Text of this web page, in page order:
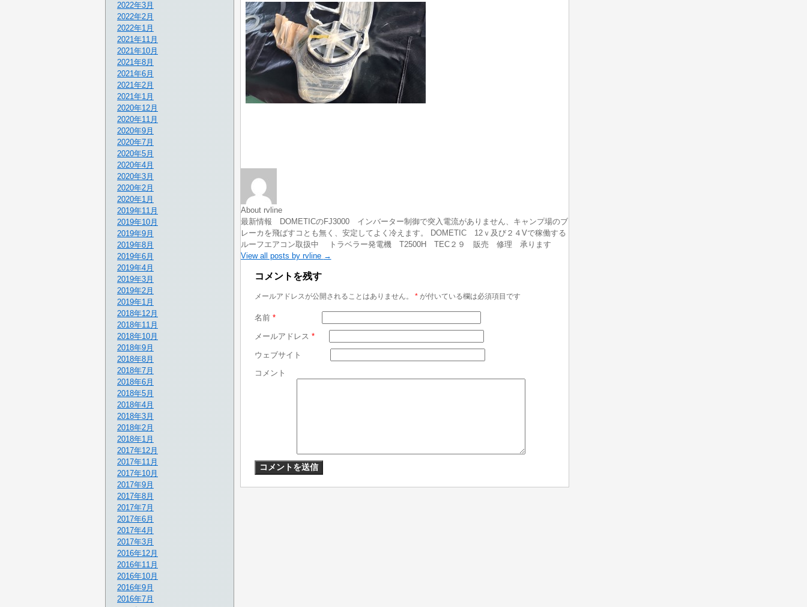
2022年3月
2022年2月
2022年1月
2021年11月
2021年10月
2021年8月
2021年6月
2021年2月
2021年1月
2020年12月
2020年11月
2020年9月
2020年7月
2020年5月
2020年4月
2020年3月
2020年2月
2020年1月
2019年11月
2019年10月
2019年9月
2019年8月
2019年6月
2019年4月
2019年3月
2019年2月
2019年1月
2018年12月
2018年11月
2018年10月
2018年9月
2018年8月
2018年7月
2018年6月
2018年5月
2018年4月
2018年3月
2018年2月
2018年1月
2017年12月
2017年11月
2017年10月
2017年9月
2017年8月
2017年7月
2017年6月
2017年4月
2017年3月
2016年12月
2016年11月
2016年10月
2016年9月
2016年7月
About rvline
最新情報 DOMETICのFJ3000 インバーター制御で突入電流がありません、キャンプ場のブ
レーカを飛ばすコとも無く、安定してよく冷えます。 DOMETIC 12ｖ及び２４Vで稼働する
ルーフエアコン取扱中 トラベラー発電機 T2500H TEC２９ 販売 修理 承ります
View all posts by rvline →
コメントを残す
メールアドレスが公開されることはありません。 *が付いている欄は必須項目です
名前 *
メールアドレス *
ウェブサイト
コメント